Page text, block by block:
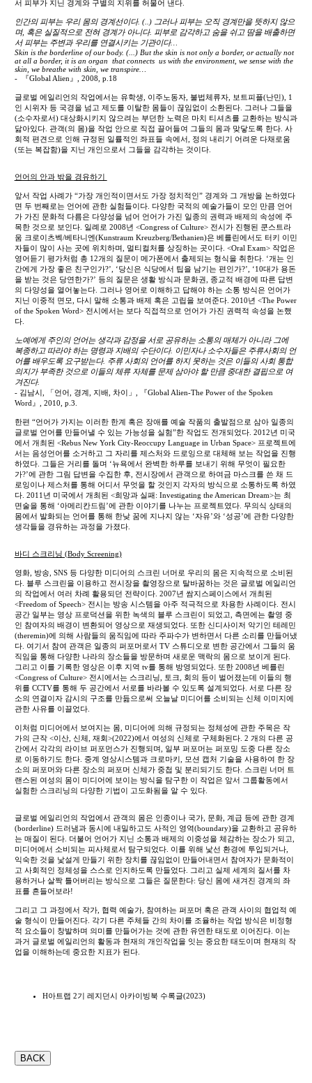
서 피부가 지닌 경계와 구별의 지위를 허물어 낸다.
인간의 피부는 우리 몸의 경계선이다. (..) 그러나 피부는 오직 경계만을 뜻하지 않으
며, 혹은 실질적으로 전혀 경계가 아니다. 피부로 감각하고 숨을 쉬고 땀을 배출하면
서 피부는 주변과 우리를 연결시키는 기관이다…
Skin is the borderline of our body. (...) But the skin is not only a border, or actually not
at all a border, it is an organ that connects us with the environment, we sense with the
skin, we breathe with skin, we transpire…
- 『Global Alien』, 2008, p.18
글로벌 에일리언의 작업에서는 유학생, 이주노동자, 불법체류자, 보트피플(난민), 1
인 시위자 등 국경을 넘고 제도를 이탈한 몸들이 끊임없이 소환된다. 그러나 그들을
(소수자로서) 대상화시키지 않으려는 부던한 노력은 마치 티셔츠를 교환하는 방식과
닮아있다. 관객(의 몸)을 작업 안으로 직접 끌어들여 그들의 몸과 맞닿도록 한다. 사
회적 편견으로 인해 규정된 일률적인 좌표들 속에서, 정의 내리기 어려운 다채로움
(또는 복잡함)을 지닌 개인으로서 그들을 감각하는 것이다.
언어의 안과 밖을 경유하기
앞서 작업 사례가 “가장 개인적이면서도 가장 정치적인” 경계와 그 개방을 논하였다
면 두 번째로는 언어에 관한 실험들이다. 다양한 국적의 예술가들이 모인 만큼 언어
가 가진 문화적 다름은 다양성을 넘어 언어가 가진 일종의 권력과 배제의 속성에 주
목한 것으로 보인다. 일례로 2008년 <Congress of Culture> 전시가 진행된 쿤스트라
움 크로이츠벡/베타니엔(Kunstraum Kreuzberg/Bethanien)은 베를린에서도 터키 이민
자들이 많이 사는 곳에 위치하며, 멀티컬처를 상징하는 곳이다. <Oral Exam> 작업은
영어듣기 평가처럼 총 12개의 질문이 메가폰에서 출제되는 형식을 취한다. ‘개는 인
간에게 가장 좋은 친구인가?’, ‘당신은 식당에서 팁을 남기는 편인가?’, ‘10대가 용돈
을 받는 것은 당연한가?’ 등의 질문은 생활 방식과 문화권, 종교적 배경에 따른 답변
의 다양성을 열어놓는다. 그러나 영어로 이해하고 답해야 하는 소통 방식은 언어가
지닌 이중적 면모, 다시 말해 소통과 배제 혹은 고립을 보여준다. 2010년 <The Power
of the Spoken Word> 전시에서는 보다 직접적으로 언어가 가진 권력적 속성을 논했
다.
노예에게 주인의 언어는 생각과 감정을 서로 공유하는 소통의 매체가 아니라 그에
복종하고 따라야 하는 명령과 지배의 수단이다. 이민자나 소수자들은 주류사회의 언
어를 배우도록 요구받는다. 주류 사회의 언어를 하지 못하는 것은 이들의 사회 통합
의지가 부족한 것으로 이들의 체류 자체를 문제 삼아야 할 만큼 중대한 결핍으로 여
겨진다.
- 김남시, 「언어, 경계, 지배, 차이」, 『Global Alien-The Power of the Spoken
Word』, 2010, p.3.
한편 “언어가 가지는 이러한 한계 혹은 장애를 예술 작품의 출발점으로 삼아 일종의
글로벌 언어를 만들어낼 수 있는 가능성을 실험”한 작업도 전개되었다. 2012년 미국
에서 개최된 <Rebus New York City-Reoccupy Language in Urban Space> 프로젝트에
서는 음성언어를 소거하고 그 자리를 제스처와 드로잉으로 대체해 보는 작업을 진행
하였다. 그들은 거리를 돌며 ‘뉴욕에서 완벽한 하루를 보내기 위해 무엇이 필요한
가?’에 관한 그림 답변을 수집한 후, 전시장에서 관객으로 하여금 마스크를 쓴 채 드
로잉이나 제스처를 통해 어디서 무엇을 할 것인지 각자의 방식으로 소통하도록 하였
다. 2011년 미국에서 개최된 <희망과 실패: Investigating the American Dream>는 최
면술을 통해 ‘아메리칸드림’에 관한 이야기를 나누는 프로젝트였다. 무의식 상태의
몸에서 발화되는 언어를 통해 한낮 꿈에 지나지 않는 ‘자유’와 ‘성공’에 관한 다양한
생각들을 경유하는 과정을 가졌다.
바디 스크리닝 (Body Screening)
영화, 방송, SNS 등 다양한 미디어의 스크린 너머로 우리의 몸은 지속적으로 소비된
다. 블루 스크린을 이용하고 전시장을 촬영장으로 탈바꿈하는 것은 글로벌 에일리언
의 작업에서 여러 차례 활용되던 전략이다. 2007년 쌈지스페이스에서 개최된
<Freedom of Speech> 전시는 방송 시스템을 아주 적극적으로 차용한 사례이다. 전시
공간 일부는 영상 프로덕션을 위한 녹색의 블루 스크린이 되었고, 측면에는 촬영 중
인 참여자의 배경이 변환되어 영상으로 재생되었다. 또한 신디사이저 악기인 테레민
(theremin)에 의해 사람들의 움직임에 따라 주파수가 변하면서 다른 소리를 만들어냈
다. 여기서 참여 관객은 일종의 퍼포머로서 TV 스튜디오로 변한 공간에서 그들의 움
직임을 통해 다양한 나라의 장소들을 방문하며 새로운 맥락의 몸으로 보이게 된다.
그리고 이를 기록한 영상은 이후 지역 tv를 통해 방영되었다. 또한 2008년 베를린
<Congress of Culture> 전시에서는 스크리닝, 토크, 회의 등이 벌어졌는데 이들의 행
위를 CCTV를 통해 두 공간에서 서로를 바라볼 수 있도록 설계되었다. 서로 다른 장
소의 연결이자 감시의 구조를 만듦으로써 오늘날 미디어를 소비되는 신체 이미지에
관한 사유를 이끌었다.
이처럼 미디어에서 보여지는 몸, 미디어에 의해 규정되는 정체성에 관한 주목은 작
가의 근작 <이산, 신체, 재회>(2022)에서 여성의 신체로 구체화된다. 2 개의 다른 공
간에서 각각의 라이브 퍼포먼스가 진행되며, 일부 퍼포머는 퍼포밍 도중 다른 장소
로 이동하기도 한다. 중계 영상시스템과 크로마키, 모션 캡처 기술을 사용하여 한 장
소의 퍼포머와 다른 장소의 퍼포머 신체가 중첩 및 분리되기도 한다. 스크린 너머 트
랜스된 여성의 몸이 미디어에 보이는 방식을 탐구한 이 작업은 앞서 그룹활동에서
실험한 스크리닝의 다양한 기법이 고도화됨을 알 수 있다.
글로벌 에일리언의 작업에서 관객의 몸은 인종이나 국가, 문화, 계급 등에 관한 경계
(borderline) 드러냄과 동시에 내밀하고도 사적인 영역(boundary)을 교환하고 공유하
는 매질이 된다. 더불어 언어가 지닌 소통과 배제의 이중성을 체감하는 장소가 되고,
미디어에서 소비되는 피사체로서 탐구되었다. 이를 위해 낯선 환경에 투입되거나,
익숙한 것을 낯설게 만들기 위한 장치를 끊임없이 만들어내면서 참여자가 문화적이
고 사회적인 정체성을 스스로 인지하도록 만들었다. 그리고 실제 세계의 질서를 차
용하거나 살짝 틀어버리는 방식으로 그들은 질문한다: 당신 몸에 새겨진 경계의 좌
표를 흔들어보라!
그리고 그 과정에서 작가, 협력 예술가, 참여하는 퍼포머 혹은 관객 사이의 협업적 예
술 형식이 만들어진다. 각기 다른 주체들 간의 차이를 조율하는 작업 방식은 비정형
적 요소들이 창발하며 의미를 만들어가는 것에 관한 유연한 태도로 이어진다. 이는
과거 글로벌 에일리언의 활동과 현재의 개인작업을 잇는 중요한 태도이며 현재의 작
업을 이해하는데 중요한 지표가 된다.
H아트랩 2기 레지던시 아카이빙북 수록글(2023)